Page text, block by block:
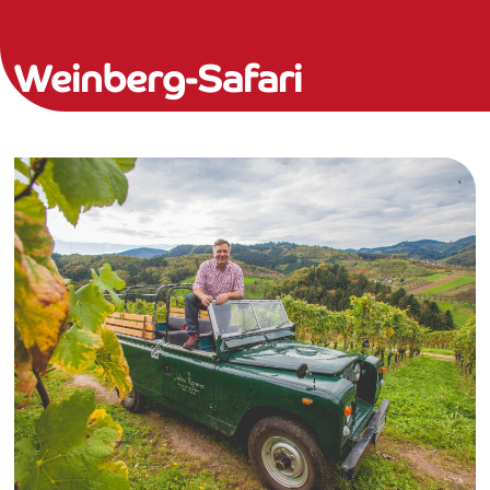
Weinberg-Safari